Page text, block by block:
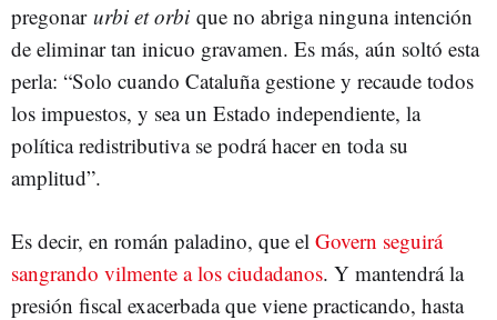
pregonar urbi et orbi que no abriga ninguna intención
de eliminar tan inicuo gravamen. Es más, aún soltó esta
perla: “Solo cuando Cataluña gestione y recaude todos
los impuestos, y sea un Estado independiente, la
política redistributiva se podrá hacer en toda su
amplitud”.
Es decir, en román paladino, que el Govern seguirá
sangrando vilmente a los ciudadanos. Y mantendrá la
presión fiscal exacerbada que viene practicando, hasta